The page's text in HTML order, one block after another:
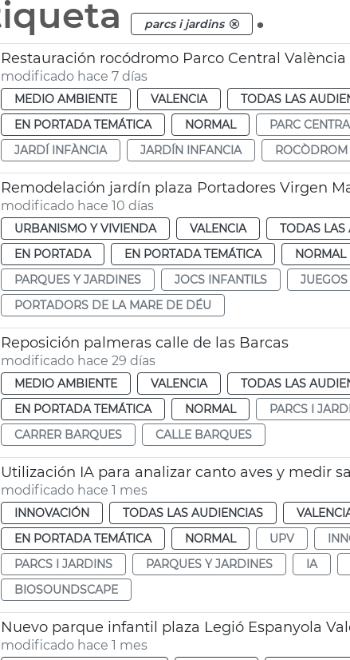
parcs i jardins .
Restauración rocódromo Parco Central València
modificado hace 7 días
MEDIO AMBIENTE VALENCIA TODAS LAS
EN PORTADA TEMÁTICA
NORMAL PARC
JARDÍ INFÀNCIA
JARDÍN INFANCIA ROCÒDROM
Remodelación jardín plaza Portadores Virgen
modificado hace 10 días
URBANISMO Y VIVIENDA VALENCIA TODAS LAS
EN PORTADA
EN PORTADA TEMÁTICA NORMAL
PARQUES Y JARDINES
JOCS INFANTILS
PORTADORS DE LA MARE DE DÉU
Reposición palmeras calle de las Barcas
modificado hace 29 días
MEDIO AMBIENTE VALENCIA TODAS LAS
EN PORTADA TEMÁTICA
NORMAL PARCS I
CARRER BARQUES
CALLE BARQUES
Utilización IA para analizar canto aves y medir
modificado hace 1 mes
INNOVACIÓN TODAS LAS AUDIENCIAS
EN PORTADA TEMÁTICA
NORMAL UPV
PARCS I JARDINS
PARQUES Y JARDINES IA
BIOSOUNDSCAPE
Nuevo parque infantil plaza Legió Espanyola
modificado hace 1 mes